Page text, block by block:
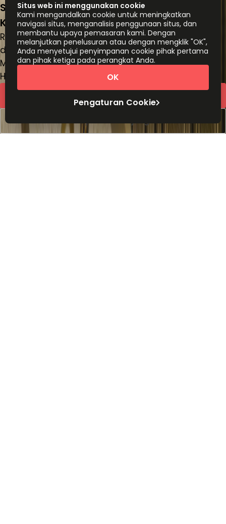
Sudirman 7.8, Level 16, Jl. Jend Sudirman
Kav 7-8, Karet Tengsin, 12910
Ruang kantor
dari
IDR28500000 orang/bulan
Meja kerja bersama
Harga berdasarkan permintaan
Atur jadwal kunjungan
Situs web ini menggunakan cookie
Kami mengandalkan cookie untuk meningkatkan
navigasi situs, menganalisis penggunaan situs, dan
membantu upaya pemasaran kami. Dengan
melanjutkan penelusuran atau dengan mengklik "OK",
Anda menyetujui penyimpanan cookie pihak pertama
dan pihak ketiga pada perangkat Anda.
Pengaturan Cookie
OK